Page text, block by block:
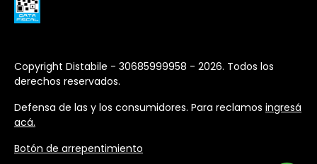
Copyright Distabile - 30685999958 - 2026. Todos los
derechos reservados.
Defensa de las y los consumidores. Para reclamos ingresá
acá.
Botón de arrepentimiento